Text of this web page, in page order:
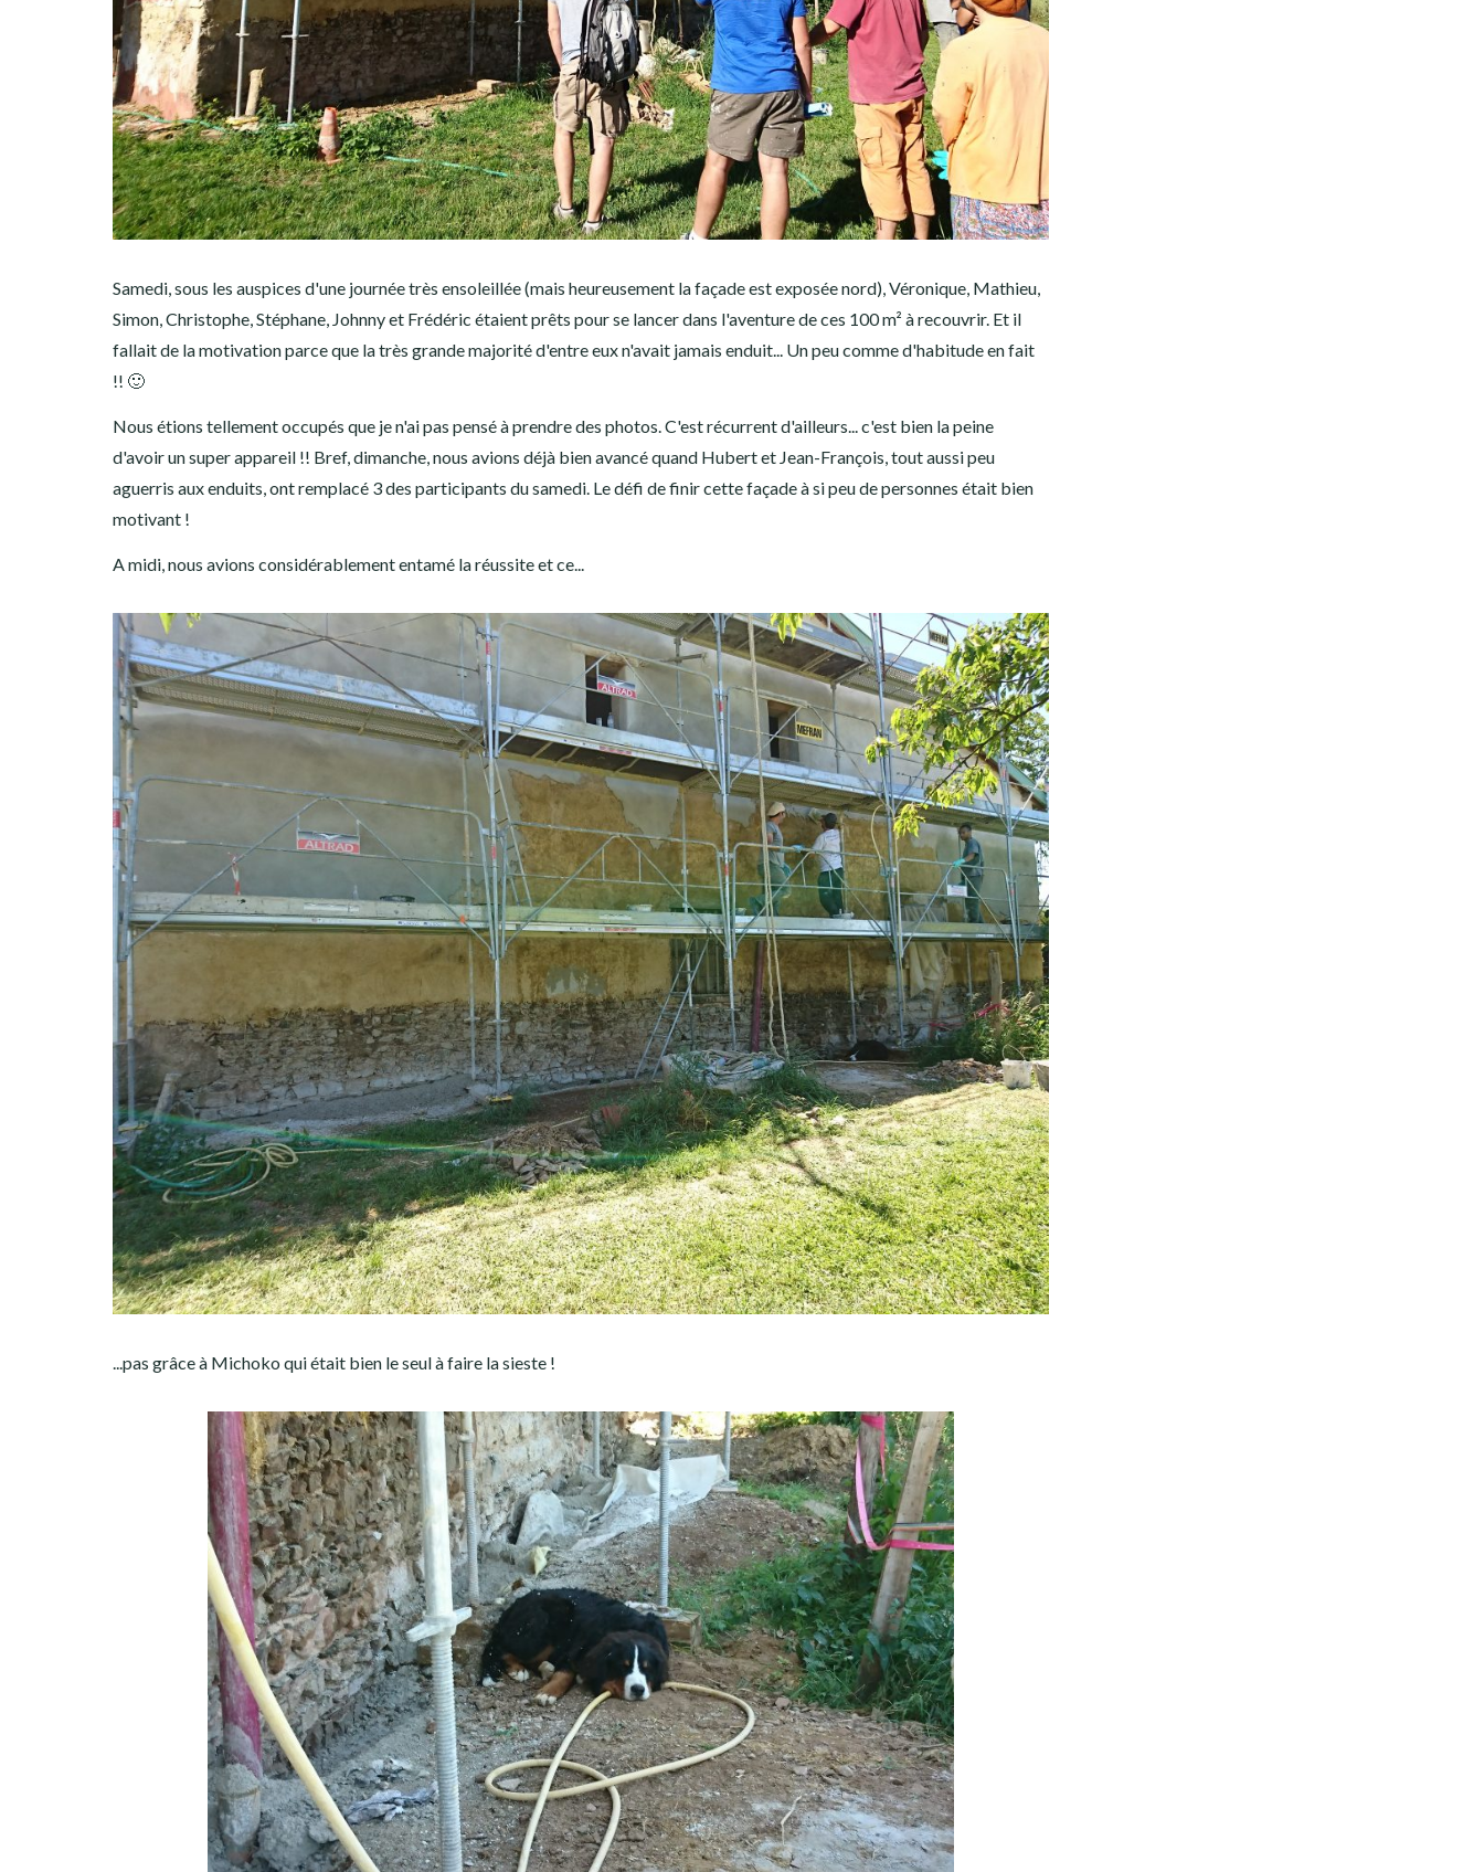
Samedi, sous les auspices d'une journée très ensoleillée (mais heureusement la façade est exposée nord), Véronique, Mathieu,
Simon, Christophe, Stéphane, Johnny et Frédéric étaient prêts pour se lancer dans l'aventure de ces 100 m² à recouvrir. Et il
fallait de la motivation parce que la très grande majorité d'entre eux n'avait jamais enduit... Un peu comme d'habitude en fait
!! 🙂
Nous étions tellement occupés que je n'ai pas pensé à prendre des photos. C'est récurrent d'ailleurs... c'est bien la peine
d'avoir un super appareil !! Bref, dimanche, nous avions déjà bien avancé quand Hubert et Jean-François, tout aussi peu
aguerris aux enduits, ont remplacé 3 des participants du samedi. Le défi de finir cette façade à si peu de personnes était bien
motivant !
A midi, nous avions considérablement entamé la réussite et ce...
...pas grâce à Michoko qui était bien le seul à faire la sieste !